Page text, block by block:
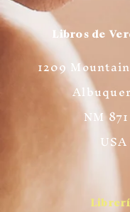
Libros de
1209
NM
USA